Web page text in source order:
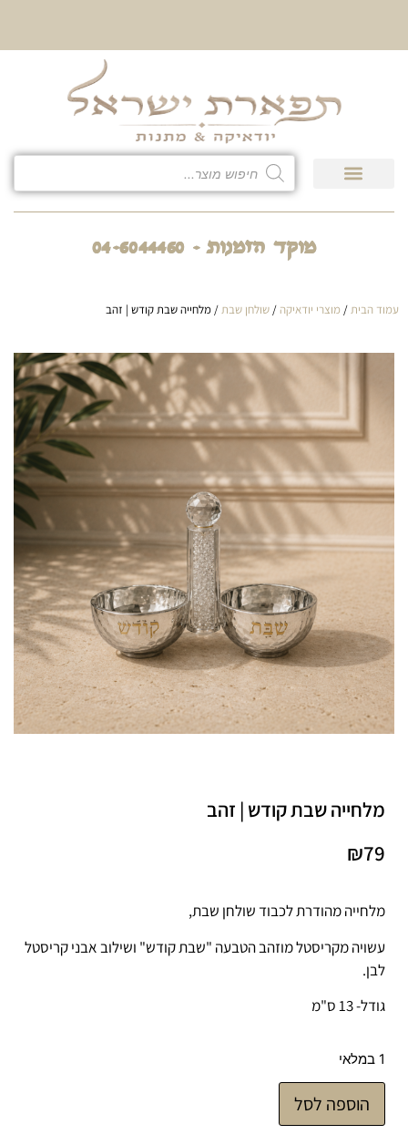
מוקד הזמנות - 04-6044460
עמוד הבית/ מוצרי יודאיקה/ שולחן שבת/ מלחייה שבת קודש | זהב
מלחייה שבת קודש | זהב
₪79
מלחייה מהודרת לכבוד שולחן שבת,
עשויה מקריסטל מוזהב הטבעה "שבת קודש" ושילוב אבני קריסטל
לבן.
גודל- 13 ס"מ
1 במלאי
הוספה לסל